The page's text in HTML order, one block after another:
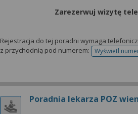
Zarezerwuj wizytę
Rejestracja do tej poradni wymaga
z przychodnią pod numerem:
Wyświetl
Poradnia lekarza POZ